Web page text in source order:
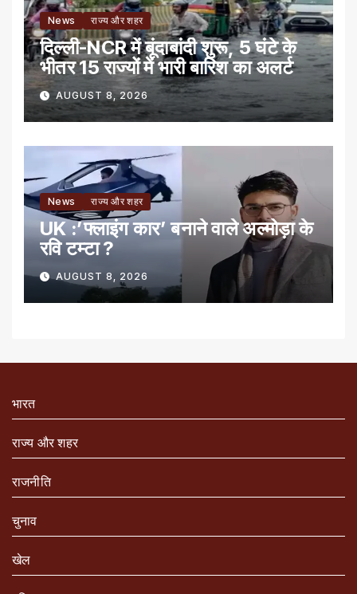
News राज्य और शहर
दिल्ली-NCR में बूंदाबांदी शुरू, 5 घंटे के
भीतर 15 राज्यों में भारी बारिश का अलर्ट
AUGUST 8, 2026
News राज्य और शहर
UK :’फ्लाइंग कार’ बनाने वाले अल्मोड़ा के
रवि टम्टा ?
AUGUST 8, 2026
भारत
राज्य और शहर
राजनीति
चुनाव
खेल